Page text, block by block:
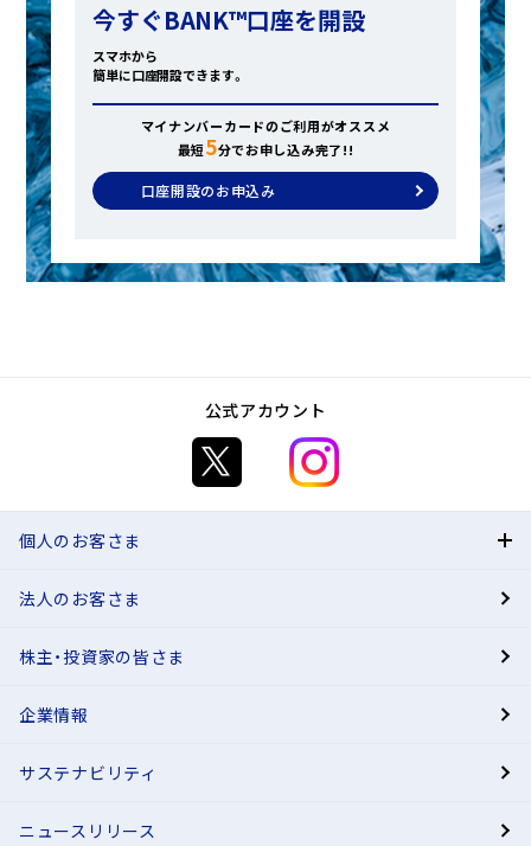
今すぐBANK™口座を開設
スマホから
簡単に口座開設できます。
マイナンバーカードのご利用がオススメ
最短5分でお申し込み完了!!
口座開設のお申込み
公式アカウント
個人のお客さま
BANK
有人店舗
法人のお客さま
株主・投資家の皆さま
企業情報
サステナビリティ
ニュースリリース